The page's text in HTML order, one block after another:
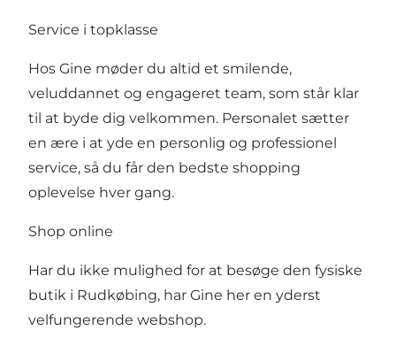
Service i topklasse
Hos Gine møder du altid et smilende,
veluddannet og engageret team, som står klar
til at byde dig velkommen. Personalet sætter
en ære i at yde en personlig og professionel
service, så du får den bedste shopping
oplevelse hver gang.
Shop online
Har du ikke mulighed for at besøge den fysiske
butik i Rudkøbing, har Gine her en yderst
velfungerende webshop.